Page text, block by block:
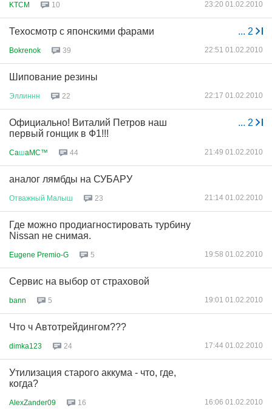
KTCM 10 23:20 01.02.2010
... 2
Техосмотр с японскими фарами
Bokrenok 39 22:51 01.02.2010
Шипование резины
Эллиннн 22 22:17 01.02.2010
... 2
Официально! Виталий Петров наш
первый гонщик в Ф1!!!
CaшaMC™ 44 21:49 01.02.2010
аналог лямбды на СУБАРУ
Отважный Малыш 23 21:14 01.02.2010
Где можно продиагностировать турбину
Nissan не снимая.
Eugene Premio-G 5 19:58 01.02.2010
Сервис на выбор от страховой
bann 5 19:01 01.02.2010
Что ч Автотрейдингом???
dimka123 24 17:44 01.02.2010
Утилизация старого аккума - что, где,
когда?
AlexZander09 16 16:06 01.02.2010